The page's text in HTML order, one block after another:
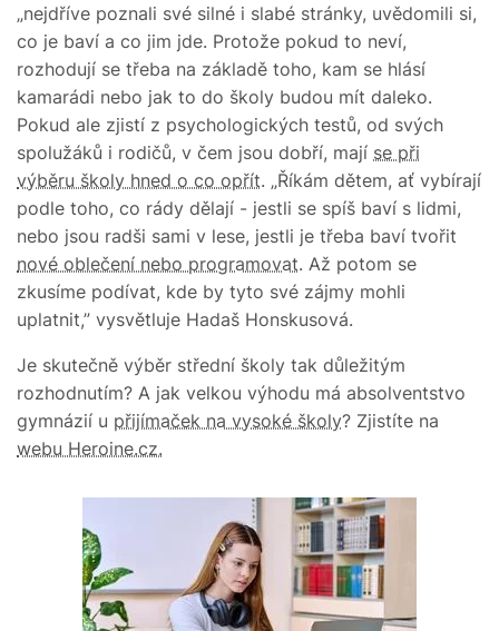
„nejdříve poznali své silné i slabé stránky, uvědomili si,
co je baví a co jim jde. Protože pokud to neví,
rozhodují se třeba na základě toho, kam se hlásí
kamarádi nebo jak to do školy budou mít daleko.
Pokud ale zjistí z psychologických testů, od svých
spolužáků i rodičů, v čem jsou dobří, mají se při
výběru školy hned o co opřít. „Říkám dětem, ať vybírají
podle toho, co rády dělají - jestli se spíš baví s lidmi,
nebo jsou radši sami v lese, jestli je třeba baví tvořit
nové oblečení nebo programovat. Až potom se
zkusíme podívat, kde by tyto své zájmy mohli
uplatnit,” vysvětluje Hadaš Honskusová.
Je skutečně výběr střední školy tak důležitým
rozhodnutím? A jak velkou výhodu má absolventstvo
gymnázií u přijímaček na vysoké školy? Zjistíte na
webu Heroine.cz.